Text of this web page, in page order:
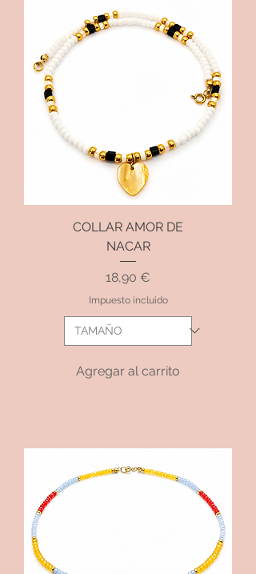
COLLAR AMOR DE
NACAR
Precio
18,90 €
Impuesto incluido
Agregar al carrito